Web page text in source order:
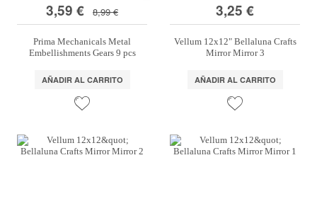
3,59 € 8,99 €
Prima Mechanicals Metal
Embellishments Gears 9 pcs
AÑADIR AL CARRITO
3,25 €
Vellum 12x12" Bellaluna Crafts
Mirror Mirror 3
AÑADIR AL CARRITO